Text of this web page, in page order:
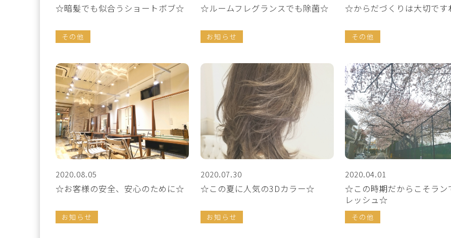
☆暗髪でも似合うショートボブ☆
その他
☆ルームフレグランスでも除菌☆
お知らせ
☆からだづくりは大切で
その他
2020.08.05
☆お客様の安全、安心のために☆
お知らせ
2020.07.30
☆この夏に人気の3Dカラー☆
お知らせ
2020.04.01
☆この時期だからこそラン
レッシュ☆
その他